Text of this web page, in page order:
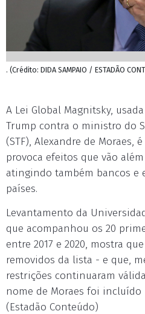
. (Crédito: DIDA SAMPAIO / ESTADÃO
A Lei Global Magnitsky,
Trump contra o ministro do
(STF), Alexandre de Moraes,
provoca efeitos que vão
atingindo também bancos e
países.
Levantamento da
que acompanhou os 20
entre 2017 e 2020, mostra
removidos da lista - e que,
restrições continuaram
nome de Moraes foi incluído
(Estadão Conteúdo)